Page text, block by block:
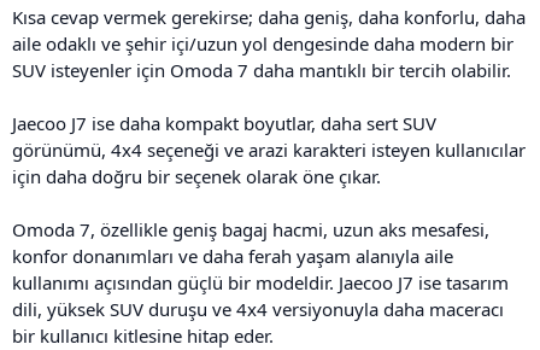
Kısa cevap vermek gerekirse; daha geniş, daha konforlu, daha
aile odaklı ve şehir içi/uzun yol dengesinde daha modern bir
SUV isteyenler için Omoda 7 daha mantıklı bir tercih olabilir.
Jaecoo J7 ise daha kompakt boyutlar, daha sert SUV
görünümü, 4x4 seçeneği ve arazi karakteri isteyen kullanıcılar
için daha doğru bir seçenek olarak öne çıkar.
Omoda 7, özellikle geniş bagaj hacmi, uzun aks mesafesi,
konfor donanımları ve daha ferah yaşam alanıyla aile
kullanımı açısından güçlü bir modeldir. Jaecoo J7 ise tasarım
dili, yüksek SUV duruşu ve 4x4 versiyonuyla daha maceracı
bir kullanıcı kitlesine hitap eder.